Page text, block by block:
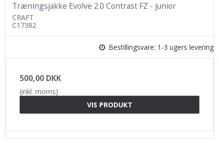
Træningsjakke Evolve 2.0 Contrast FZ - junior
CRAFT
C17382
Bestillingsvare: 1-3 ugers levering
500,00 DKK
(inkl. moms)
VIS PRODUKT